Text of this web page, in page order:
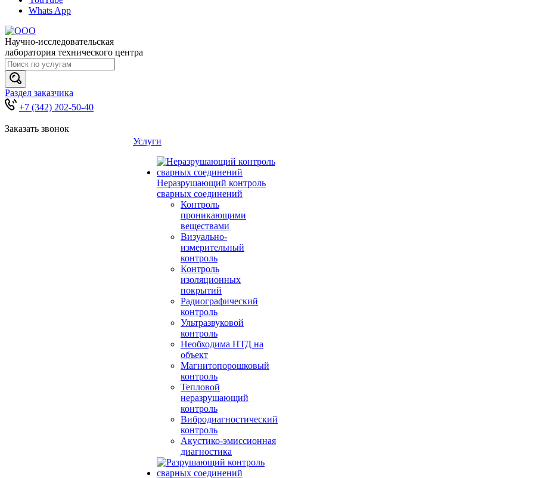
Whats App
Научно-исследовательская
лаборатория технического центра
Раздел заказчика
+7 (342) 202-50-40
Заказать звонок
Услуги
Неразрушающий контроль
сварных соединений
Контроль
проникающими
веществами
Визуально-
измерительный
контроль
Контроль
изоляционных
покрытий
Радиографический
контроль
Ультразвуковой
контроль
Необходима НТД на
объект
Магнитопорошковый
контроль
Тепловой
неразрушающий
контроль
Вибродиагностический
контроль
Акустико-эмиссионная
диагностика